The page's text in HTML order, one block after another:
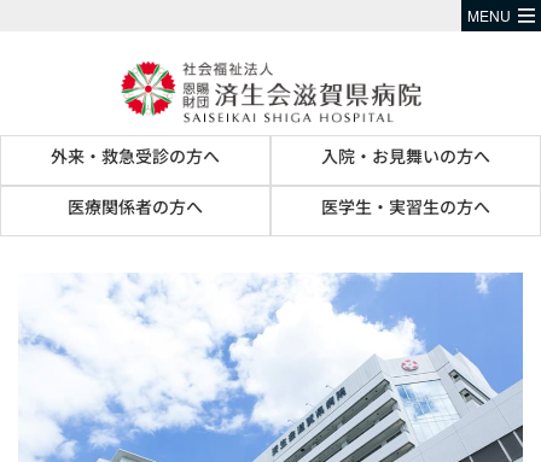
外来・救急受診の方へ 入院・お見舞いの方へ
医療関係者の方へ 医学生・実習生の方へ
MENU